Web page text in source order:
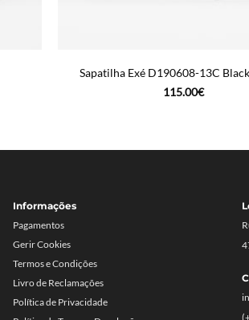
Sapatilha Exé D190608-13C
115.00€
Informações
Pagamentos
Gerir Cookies
Termos e Condições
Livro de Reclamações
Política de Privacidade